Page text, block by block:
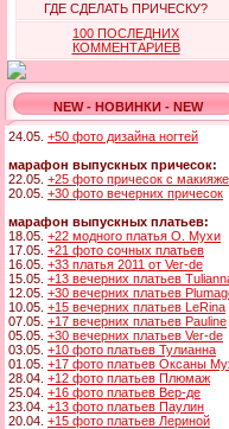
ГДЕ СДЕЛАТЬ ПРИЧЕСКУ?
100 ПОСЛЕДНИХ
КОММЕНТАРИЕВ
NEW - НОВИНКИ - NEW
24.05. +50 фото дизайна ногтей
марафон выпускных причесок:
22.05. +25 фото причесок с
20.05. +30 фото вечерних причесок
марафон выпускных платьев:
18.05. +22 модного платья О. Мухи
17.05. +21 фото сочных платьев
16.05. +33 платья 2011 от Ver-de
15.05. +13 вечерних платьев
12.05. +30 вечерних платьев
10.05. +15 вечерних платьев LeRina
07.05. +17 вечерних платьев Pauline
05.05. +30 вечерних платьев Ver-de
03.05. +10 фото платьев Тулианна
01.05. +17 фото платьев Оксаны
28.04. +12 фото платьев Плюмаж
25.04. +16 фото платьев Вер-де
23.04. +13 фото платьев Паулин
20.04. +15 фото платьев Лериной